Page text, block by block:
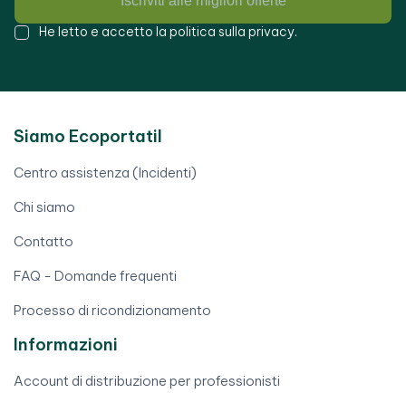
He letto e accetto la politica sulla privacy.
Siamo Ecoportatil
Centro assistenza (Incidenti)
Chi siamo
Contatto
FAQ - Domande frequenti
Processo di ricondizionamento
Informazioni
Account di distribuzione per professionisti